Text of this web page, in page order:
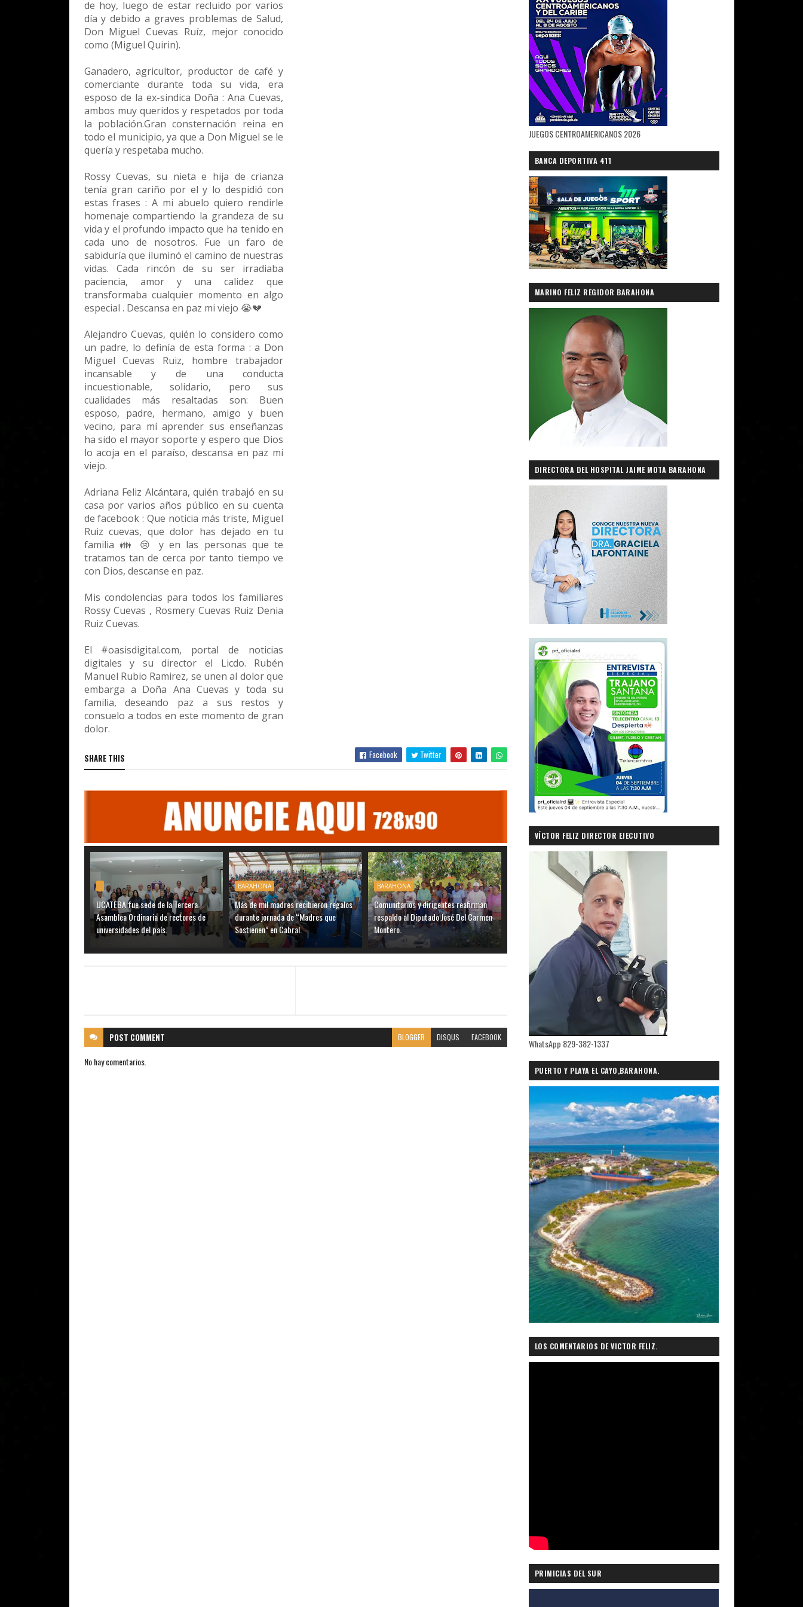
de hoy, luego de estar recluido por varios
día y debido a graves problemas de Salud,
Don Miguel Cuevas Ruíz, mejor conocido
como (Miguel Quirin).
Ganadero, agricultor, productor de café y
comerciante durante toda su vida, era
esposo de la ex-sindica Doña : Ana Cuevas,
ambos muy queridos y respetados por toda
la población.Gran consternación reina en
todo el municipio, ya que a Don Miguel se le
quería y respetaba mucho.
Rossy Cuevas, su nieta e hija de crianza
tenía gran cariño por el y lo despidió con
estas frases : A mi abuelo quiero rendirle
homenaje compartiendo la grandeza de su
vida y el profundo impacto que ha tenido en
cada uno de nosotros. Fue un faro de
sabiduría que iluminó el camino de nuestras
vidas. Cada rincón de su ser irradiaba
paciencia, amor y una calidez que
transformaba cualquier momento en algo
especial . Descansa en paz mi viejo 😭💔
Alejandro Cuevas, quién lo considero como
un padre, lo definía de esta forma : a Don
Miguel Cuevas Ruiz, hombre trabajador
incansable y de una conducta
incuestionable, solidario, pero sus
cualidades más resaltadas son: Buen
esposo, padre, hermano, amigo y buen
vecino, para mí aprender sus enseñanzas
ha sido el mayor soporte y espero que Dios
lo acoja en el paraíso, descansa en paz mi
viejo.
Adriana Feliz Alcántara, quién trabajó en su
casa por varios años público en su cuenta
de facebook : Que noticia más triste, Miguel
Ruiz cuevas, que dolor has dejado en tu
familia 👪 😢 y en las personas que te
tratamos tan de cerca por tanto tiempo ve
con Dios, descanse en paz.
Mis condolencias para todos los familiares
Rossy Cuevas , Rosmery Cuevas Ruiz Denia
Ruiz Cuevas.
El #oasisdigital.com, portal de noticias
digitales y su director el Licdo. Rubén
Manuel Rubio Ramirez, se unen al dolor que
embarga a Doña Ana Cuevas y toda su
familia, deseando paz a sus restos y
consuelo a todos en este momento de gran
dolor.
SHARE THIS Facebook Twitter
.
UCATEBA fue sede de la Tercera
Asamblea Ordinaria de rectores de
universidades del país.
BARAHONA
Más de mil madres recibieron regalos
durante jornada de “Madres que
Sostienen” en Cabral.
BARAHONA
Comunitarios y dirigentes reafirman
respaldo al Diputado José Del Carmen
Montero.
POST COMMENT BLOGGER DISQUS FACEBOOK
No hay comentarios.
JUEGOS CENTROAMERICANOS 2026
BANCA DEPORTIVA 411
MARINO FELIZ REGIDOR BARAHONA
DIRECTORA DEL HOSPITAL JAIME MOTA BARAHONA
VÍCTOR FELIZ DIRECTOR EJECUTIVO
PRIMICIASDELSUR.COM
WhatsApp 829-382-1337
PUERTO Y PLAYA EL CAYO,BARAHONA.
LOS COMENTARIOS DE VICTOR FELIZ.
PRIMICIAS DEL SUR